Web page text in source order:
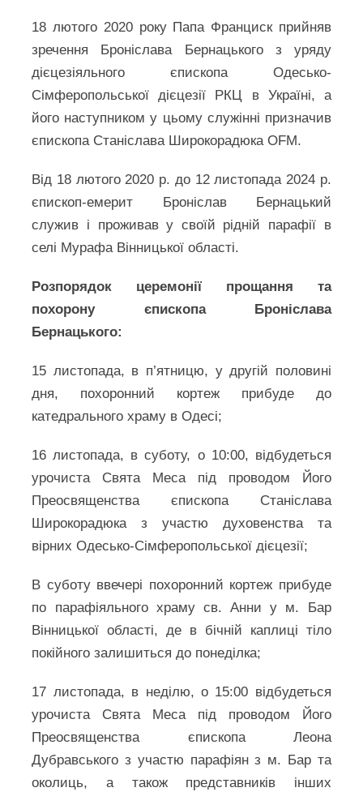
18 лютого 2020 року Папа Франциск прийняв
зречення Броніслава Бернацького з уряду
дієцезіяльного єпископа Одесько-
Сімферопольської дієцезії РКЦ в Україні, а
його наступником у цьому служінні призначив
єпископа Станіслава Широкорадюка OFM.
Від 18 лютого 2020 р. до 12 листопада 2024 р.
єпископ-емерит Броніслав Бернацький
служив і проживав у своїй рідній парафії в
селі Мурафа Вінницької області.
Розпорядок церемонії прощання та
похорону єпископа Броніслава
Бернацького:
15 листопада, в п’ятницю, у другій половині
дня, похоронний кортеж прибуде до
катедрального храму в Одесі;
16 листопада, в суботу, о 10:00, відбудеться
урочиста Свята Меса під проводом Його
Преосвященства єпископа Станіслава
Широкорадюка з участю духовенства та
вірних Одесько-Сімферопольської дієцезії;
В суботу ввечері похоронний кортеж прибуде
по парафіяльного храму св. Анни у м. Бар
Вінницької області, де в бічній каплиці тіло
покійного залишиться до понеділка;
17 листопада, в неділю, о 15:00 відбудеться
урочиста Свята Меса під проводом Його
Преосвященства єпископа Леона
Дубравського з участю парафіян з м. Бар та
околиць, а також представників інших